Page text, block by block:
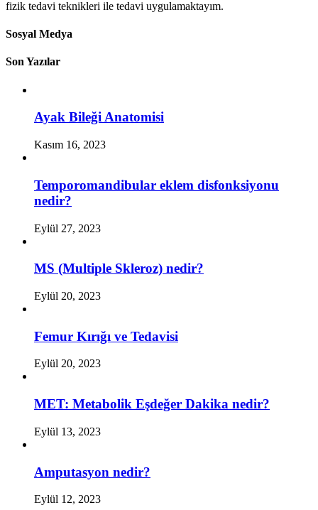
fizik tedavi teknikleri ile tedavi uygulamaktayım.
Sosyal Medya
Son Yazılar
Ayak Bileği Anatomisi
Kasım 16, 2023
Temporomandibular eklem disfonksiyonu
nedir?
Eylül 27, 2023
MS (Multiple Skleroz) nedir?
Eylül 20, 2023
Femur Kırığı ve Tedavisi
Eylül 20, 2023
MET: Metabolik Eşdeğer Dakika nedir?
Eylül 13, 2023
Amputasyon nedir?
Eylül 12, 2023